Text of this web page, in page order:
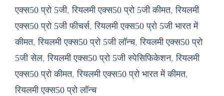
एक्स50 प्रो 5जी,रियलमी एक्स50 प्रो 5जी कीमत,रियलमी
एक्स50 प्रो 5जी फीचर्स,रियलमी एक्स50 प्रो 5जी भारत में
कीमत,रियलमी एक्स50 प्रो 5जी लॉन्च,रियलमी एक्स50 प्रो
5जी सेल,रियलमी एक्स50 प्रो 5जी स्पेसिफिकेशन,रियलमी
एक्स50 प्रो कीमत,रियलमी एक्स50 प्रो भारत में कीमत,
रियलमी एक्स50 प्रो लॉन्च